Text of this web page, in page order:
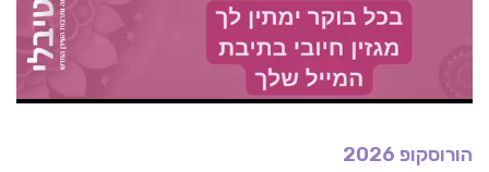
הורוסקופ 2026